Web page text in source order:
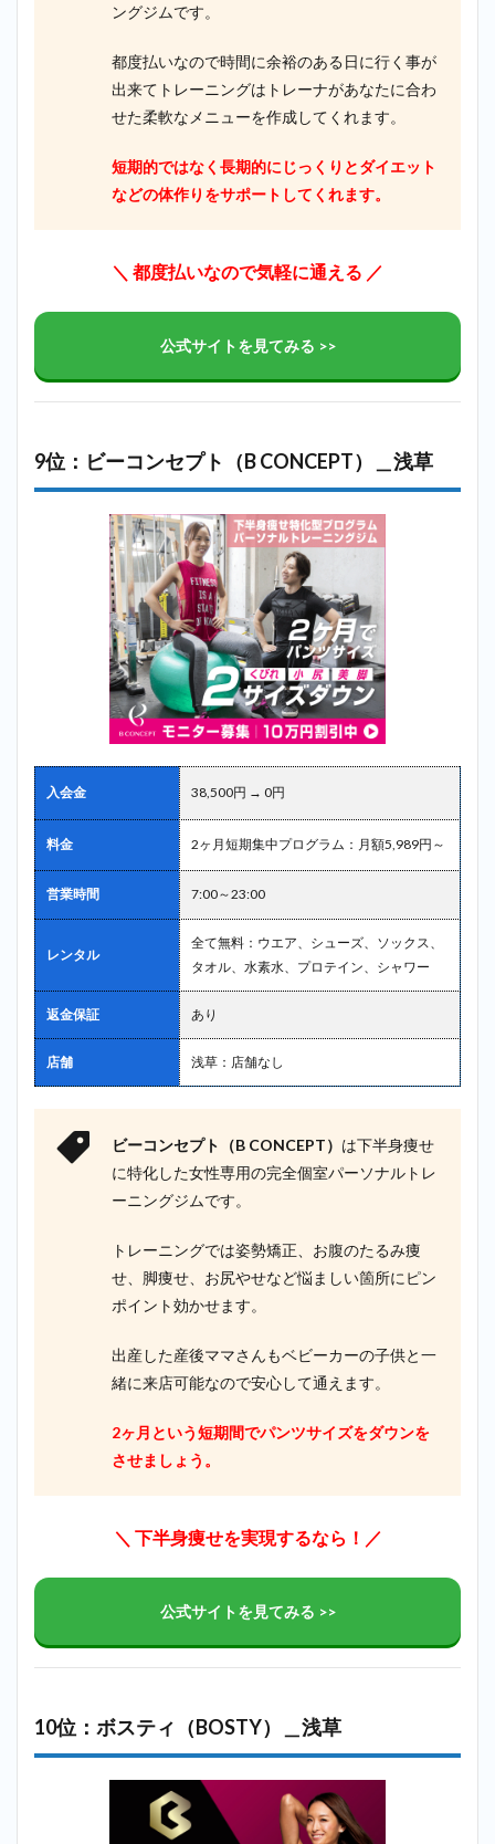
ングジムです。
都度払いなので時間に余裕のある日に行く事が
出来てトレーニングはトレーナがあなたに合わ
せた柔軟なメニューを作成してくれます。
短期的ではなく長期的にじっくりとダイエット
などの体作りをサポートしてくれます。
＼ 都度払いなので気軽に通える ／
公式サイトを見てみる >>
9位：ビーコンセプト（B CONCEPT）＿浅草
入会金 38,500円 → 0円
料金 2ヶ月短期集中プログラム：月額5,989円～
営業時間 7:00～23:00
レンタル
全て無料：ウエア、シューズ、ソックス、
タオル、水素水、プロテイン、シャワー
返金保証 あり
店舗 浅草：店舗なし
ビーコンセプト（B CONCEPT） は下半身痩せ
に特化した女性専用の完全個室パーソナルトレ
ーニングジムです。
トレーニングでは姿勢矯正、お腹のたるみ痩
せ、脚痩せ、お尻やせなど悩ましい箇所にピン
ポイント効かせます。
出産した産後ママさんもベビーカーの子供と一
緒に来店可能なので安心して通えます。
2ヶ月という短期間でパンツサイズをダウンを
させましょう。
＼ 下半身痩せを実現するなら！／
公式サイトを見てみる >>
10位：ボスティ（BOSTY）＿浅草